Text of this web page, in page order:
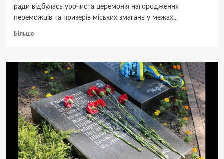
ради відбулась урочиста церемонія нагородження
переможців та призерів міських змагань у межах...
БільшеДокладніше
який
об’єднує:
підсумки
міського
етапу
змагань
«Пліч-
о-
пліч»
у
Житомирі